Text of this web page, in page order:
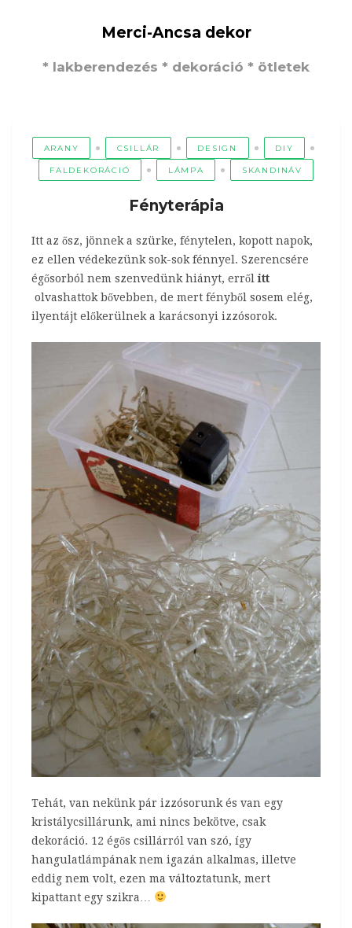
Merci-Ancsa dekor
* lakberendezés * dekoráció * ötletek
ARANY CSILLÁR DESIGN DIY
FALDEKORÁCIÓ LÁMPA SKANDINÁV
Fényterápia
Itt az ősz, jönnek a szürke, fénytelen, kopott napok,
ez ellen védekezünk sok-sok fénnyel. Szerencsére
égősorból nem szenvedünk hiányt, errőlitt
olvashattok bővebben, de mert fényből sosem elég,
ilyentájt előkerülnek a karácsonyi izzósorok.
Tehát, van nekünk pár izzósorunk és van egy
kristálycsillárunk, ami nincs bekötve, csak
dekoráció. 12 égős csillárról van szó, így
hangulatlámpának nem igazán alkalmas, illetve
eddig nem volt, ezen ma változtatunk, mert
kipattant egy szikra…